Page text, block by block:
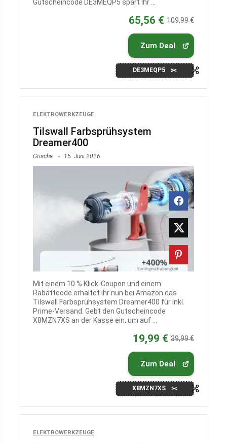
Gutscheincode DE3MEQP5 spart Ihr ...
65,56 € 109,99 €
Zum Deal
DE3MEQP5
ELEKTROWERKZEUGE
Tilswall Farbsprühsystem
Dreamer400
Grischa 15. Juni 2026
Mit einem 10 % Klick‑Coupon und einem
Rabattcode erhaltet ihr nun bei Amazon das
Tilswall Farbsprühsystem Dreamer400 für inkl.
Prime-Versand. Gebt den Gutscheincode
X8MZN7XS an der Kasse ein, um auf ...
19,99 € 39,99 €
Zum Deal
X8MZN7XS
ELEKTROWERKZEUGE